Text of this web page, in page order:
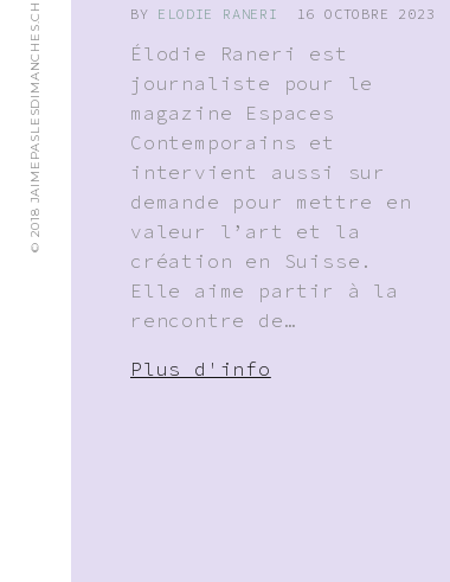
© 2018 JAIMEPASLESDIMANCHES.CH BY ELODIE RANERI 16 OCTOBRE 2023
Élodie Raneri est
journaliste pour le
magazine Espaces
Contemporains et
intervient aussi sur
demande pour mettre en
valeur l’art et la
création en Suisse.
Elle aime partir à la
rencontre de…
Plus d'info